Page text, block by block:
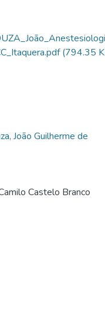
(794.35
João Guilherme de
Castelo Branco